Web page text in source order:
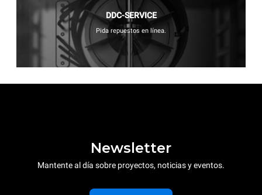
DDC-SERVICE
Pida repuestos en línea.
Newsletter
Mantente al día sobre proyectos, noticias y eventos.